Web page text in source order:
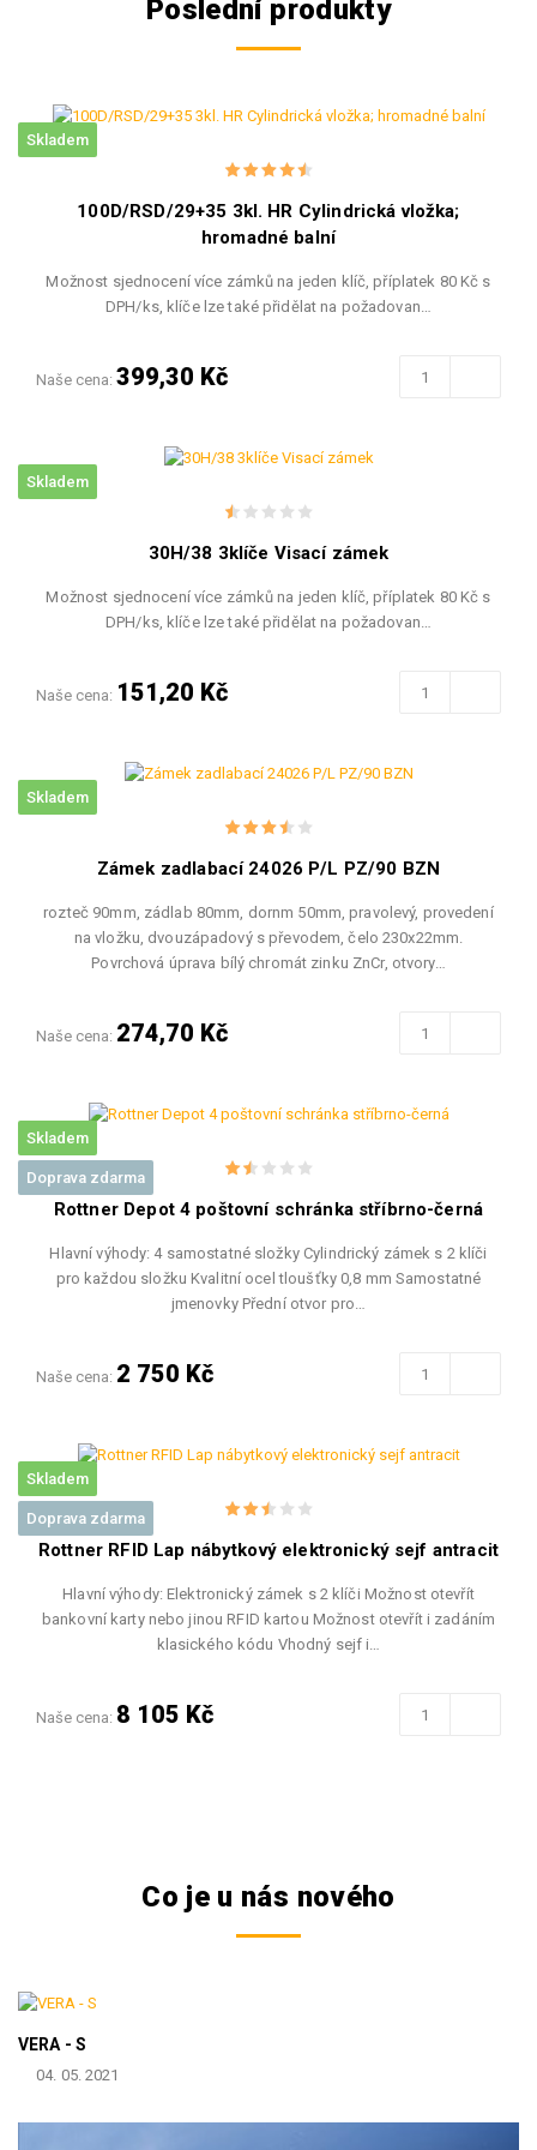
Poslední produkty
Skladem
100D/RSD/29+35 3kl. HR Cylindrická vložka;
hromadné balní
Možnost sjednocení více zámků na jeden klíč, příplatek 80 Kč s
DPH/ks, klíče lze také přidělat na požadovan…
Naše cena: 399,30 Kč
Skladem
30H/38 3klíče Visací zámek
Možnost sjednocení více zámků na jeden klíč, příplatek 80 Kč s
DPH/ks, klíče lze také přidělat na požadovan…
Naše cena: 151,20 Kč
Skladem
Zámek zadlabací 24026 P/L PZ/90 BZN
rozteč 90mm, zádlab 80mm, dornm 50mm, pravolevý, provedení
na vložku, dvouzápadový s převodem, čelo 230x22mm.
Povrchová úprava bílý chromát zinku ZnCr, otvory…
Naše cena: 274,70 Kč
Skladem
Doprava zdarma
Rottner Depot 4 poštovní schránka stříbrno-černá
Hlavní výhody: 4 samostatné složky Cylindrický zámek s 2 klíči
pro každou složku Kvalitní ocel tloušťky 0,8 mm Samostatné
jmenovky Přední otvor pro…
Naše cena: 2 750 Kč
Skladem
Doprava zdarma
Rottner RFID Lap nábytkový elektronický sejf antracit
Hlavní výhody: Elektronický zámek s 2 klíči Možnost otevřít
bankovní karty nebo jinou RFID kartou Možnost otevřít i zadáním
klasického kódu Vhodný sejf i…
Naše cena: 8 105 Kč
Co je u nás nového
VERA - S
04. 05. 2021